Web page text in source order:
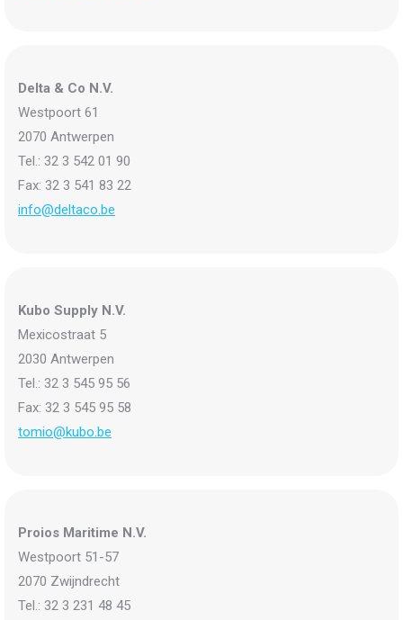
Delta & Co N.V.
Westpoort 61
2070 Antwerpen
Tel.: 32 3 542 01 90
Fax: 32 3 541 83 22
info@deltaco.be
Kubo Supply N.V.
Mexicostraat 5
2030 Antwerpen
Tel.: 32 3 545 95 56
Fax: 32 3 545 95 58
tomio@kubo.be
Proios Maritime N.V.
Westpoort 51-57
2070 Zwijndrecht
Tel.: 32 3 231 48 45